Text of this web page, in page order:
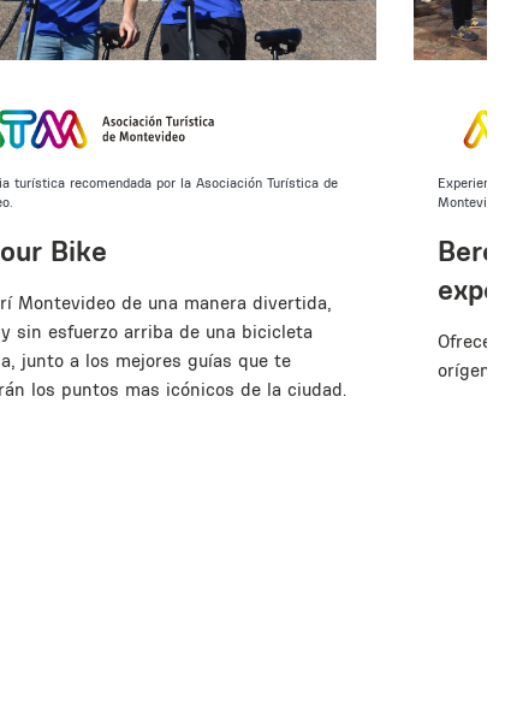
turística recomendada por la Asociación Turística de
Bike
Montevideo de una manera divertida,
sin esfuerzo arriba de una bicicleta
junto a los mejores guías que te
los puntos mas icónicos de la ciudad.
Ofrece